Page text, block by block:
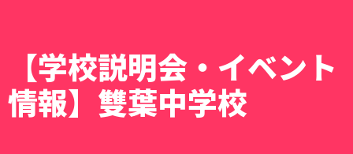
【学校説明会・イベント
情報】雙葉中学校